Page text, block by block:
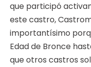
que participó
este castro,
importantísimo
Edad de Bronce
que otros castros